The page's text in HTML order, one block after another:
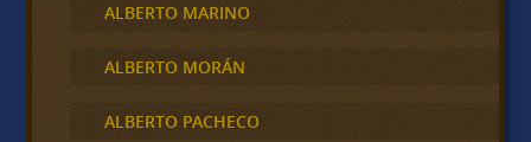
ALBERTO MARINO
ALBERTO MORÁN
ALBERTO PACHECO